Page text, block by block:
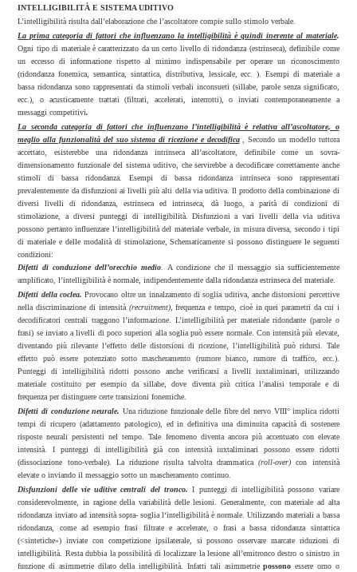
INTELLIGIBILITÀ E SISTEMA UDITIVO
L’intelligibilità risulta dall’elaborazione che l’ascoltatore compie sullo stimolo verbale.
La prima categoria di fattori che influenzano la intelligibilità è quindi inerente al materiale.
Ogni tipo di materiale è caratterizzato da un certo livello di ridondanza (estrinseca), definibile come
un eccesso di informazione rispetto al minimo indispensabile per operare un riconoscimento
(ridondanza fonemica, semantica, sintattica, distributiva, lessicale, ecc. ). Esempi di materiale a
bassa ridondanza sono rappresentati da stimoli verbali inconsueti (sillabe, parole senza significato,
ecc.), o acusticamente trattati (filtrati, accelerati, interrotti), o inviati contemporaneamente a
messaggi competitivi.
La seconda categoria di fattori che influenzano l’intelligibilità è relativa all’ascoltatore, o
meglio alla funzionalità del suo sistema di ricezione e decodifica, Secondo un modello tuttora
accettato, esisterebbe una ridondanza intrinseca all’ascoltatore, definibile come un sovra-
dimensionamento funzionale del sistema uditivo, che servirebbe a decodificare correttamente anche
stimoli di bassa ridondanza. Esempi di bassa ridondanza intrinseca sono rappresentati
prevalentemente da disfunzioni ai livelli più alti della via uditiva. Il prodotto della combinazione di
diversi livelli di ridondanza, estrinseca ed intrinseca, dà luogo, a parità di condizioni di
stimolazione, a diversi punteggi di intelligibilità. Disfunzioni a vari livelli della via uditiva
possono pertanto influenzare l’intelligibilità del materiale verbale, in misura diversa, secondo i tipi
di materiale e delle modalità di stimolazione, Schematicamente si possono distinguere le seguenti
condizioni:
Difetti di conduzione dell’orecchio medio
A condizione che il messaggio sia sufficientemente
amplificato, l’intelligibilità è normale, indipendentemente dalla ridondanza estrinseca del materiale.
Difetti della coclea. Provocano oltre un innalzamento di soglia uditiva, anchedistorsioni percettive
nella discriminazione di intensità (recruitment),frequenza e tempo, cioè in quei parametri da cui i
decodificatori centrali traggono l’informazione. L’intelligibilità per materiale ridondante (parole o
frasi) se inviato a livelli di poco superiori alla soglia può essere normale. Con intensità più elevate,
diventando più rilevante l’effetto delle distorsioni di ricezione, l’intelligibilità può ridursi. Tale
effetto può essere potenziato sotto mascheramento (rumore bianco, rumore di traffico, ecc.).
Punteggi di intelligibilità ridotti possono anche verificarsi a livelli iuxtaliminari, utilizzando
materiale costituito per esempio da sillabe, dove diventa più critica l’analisi temporale e di
frequenza per distinguere certe transizioni fonemiche.
Difetti di conduzione neurale. Una riduzione funzionale delle fibre del nervo VIII° implica ridotti
tempi di ricupero (adattamento patologico), ed in definitiva una diminuita capacità di sostenere
risposte neurali persistenti nel tempo. Tale fenomeno diventa ancora più accentuato con elevate
intensità. I punteggi di intelligibilità già con intensità iuxtaliminari possono essere ridotti
(dissociazione tono-verbale). La riduzione risulta talvolta drammatica(roll-over)con intensità
elevate o inviando il messaggio sotto un mascheramento continuo.
Disfunzioni delle vie uditive centrali del tronco. I punteggi di intelligibilità possono variare
considerevolmente, in ragione della variabilità delle lesioni. Generalmente, con materiale ad alta
ridondanza inviato ad intensità sopra- soglia l‘intelligibilità è normale. Utilizzando materiali a bassa
ridondanza, come ad esempio frasi filtrate e accelerate, o frasi a bassa ridondanza sintattica
(<sintetiche») inviate con competizione ipsilaterale, si possono osservare marcate riduzioni di
intelligibilità. Resta dubbia la possibilità di localizzare la lesione all’emitronco destro o sinistro in
funzione di asimmetrie dilato della intelligibilità. Infatti tali asimmetriepossonoessere orno o